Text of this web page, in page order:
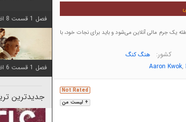
یک جرم مالی آنلاین می‌شود و باید برای نجات خود، با
کشور: هنگ کنگ
Aaron Kwok,
+ لیست من
Not Rated
فصل 1 قسمت 8 اضافه شد
فصل 1 قسمت 6 اضافه شد
جدیدترین